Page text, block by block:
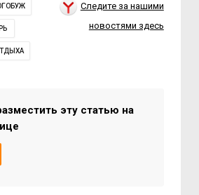
Следите за нашими
новостями здесь
эту статью на